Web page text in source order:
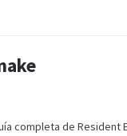
completa de Resident